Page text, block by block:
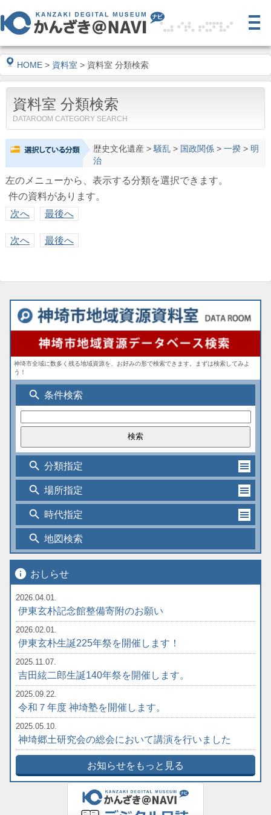
HOME > 資料室 > 資料室 分類検索
資料室 分類検索
DATAROOM CATEGORY SEARCH
歴史文化遺産>騒乱> 国政関係> 一揆> 明
治
左のメニューから、表示する分類を選択できます。
件の資料があります。
次へ
最後へ
次へ 最後へ
神埼市全域に数多く残る地域資源を、お好みの形で検索できます。まずは検索してみよ
う！
search 条件検索
search 分類指定
search 場所指定
search 時代指定
search 地図検索
info おしらせ
2026.04.01.
伊東玄朴記念館整備寄附のお願い
2026.02.01.
伊東玄朴生誕225年祭を開催します！
2025.11.07.
吉田絃二郎生誕140年祭を開催します。
2025.09.22.
令和７年度 神埼塾を開催します。
2025.05.10.
神埼郷土研究会の総会において講演を行いました
お知らせをもっと見る